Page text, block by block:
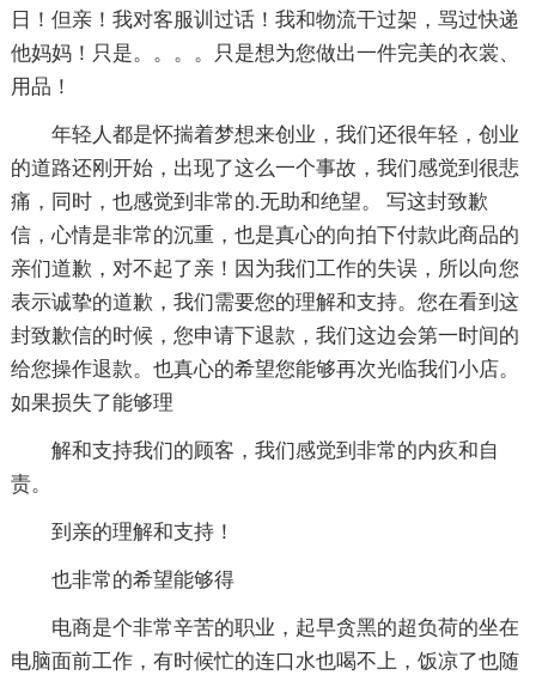
日！但亲！我对客服训过话！我和物流干过架，骂过快递
他妈妈！只是。。。。只是想为您做出一件完美的衣裳、
用品！
年轻人都是怀揣着梦想来创业，我们还很年轻，创业
的道路还刚开始，出现了这么一个事故，我们感觉到很悲
痛，同时，也感觉到非常的.无助和绝望。 写这封致歉
信，心情是非常的沉重，也是真心的向拍下付款此商品的
亲们道歉，对不起了亲！因为我们工作的失误，所以向您
表示诚挚的道歉，我们需要您的理解和支持。您在看到这
封致歉信的时候，您申请下退款，我们这边会第一时间的
给您操作退款。也真心的希望您能够再次光临我们小店。
如果损失了能够理
解和支持我们的顾客，我们感觉到非常的内疚和自
责。
到亲的理解和支持！
也非常的希望能够得
电商是个非常辛苦的职业，起早贪黑的超负荷的坐在
电脑面前工作，有时候忙的连口水也喝不上，饭凉了也随